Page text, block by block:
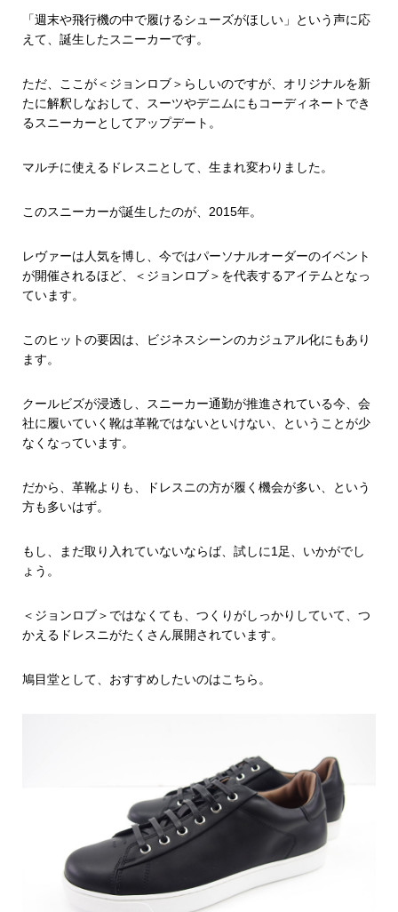
「週末や飛行機の中で履けるシューズがほしい」という声に応
えて、誕生したスニーカーです。
ただ、ここが＜ジョンロブ＞らしいのですが、オリジナルを新
たに解釈しなおして、スーツやデニムにもコーディネートでき
るスニーカーとしてアップデート。
マルチに使えるドレスニとして、生まれ変わりました。
このスニーカーが誕生したのが、2015年。
レヴァーは人気を博し、今ではパーソナルオーダーのイベント
が開催されるほど、＜ジョンロブ＞を代表するアイテムとなっ
ています。
このヒットの要因は、ビジネスシーンのカジュアル化にもあり
ます。
クールビズが浸透し、スニーカー通勤が推進されている今、会
社に履いていく靴は革靴ではないといけない、ということが少
なくなっています。
だから、革靴よりも、ドレスニの方が履く機会が多い、という
方も多いはず。
もし、まだ取り入れていないならば、試しに1足、いかがでし
ょう。
＜ジョンロブ＞ではなくても、つくりがしっかりしていて、つ
かえるドレスニがたくさん展開されています。
鳩目堂として、おすすめしたいのはこちら。